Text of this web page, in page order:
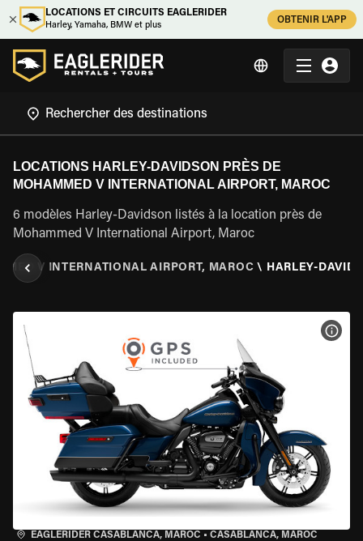
LOCATIONS ET CIRCUITS EAGLERIDER
Harley, Yamaha, BMW et plus
OBTENIR L'APP
LOCATIONS HARLEY-DAVIDSON PRÈS DE
MOHAMMED V INTERNATIONAL AIRPORT, MAROC
6 modèles Harley-Davidson listés à la location près de
Mohammed V International Airport, Maroc
V INTERNATIONAL AIRPORT, MAROC \ HARLEY-
EAGLERIDER CASABLANCA, MAROC • CASABLANCA, MAROC